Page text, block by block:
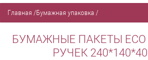
Главная /Бумажная упаковка /
БУМАЖНЫЕ ПАКЕТЫ ECO
РУЧЕК